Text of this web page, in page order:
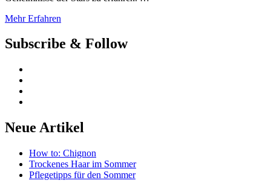
Mehr Erfahren
Subscribe & Follow
Neue Artikel
How to: Chignon
Trockenes Haar im Sommer
Pflegetipps für den Sommer